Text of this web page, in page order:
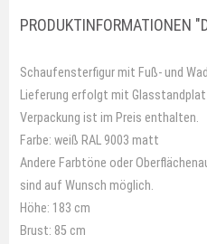
PRODUKTINFORMATIONEN
Schaufensterfigur mit Fuß- und
Lieferung erfolgt mit
Verpackung ist im Preis enthalten.
Farbe: weiß RAL 9003 matt
Andere Farbtöne oder
sind auf Wunsch möglich.
Höhe: 183 cm
Brust: 85 cm